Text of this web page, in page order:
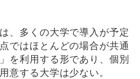
、多くの大学で導入が予定
ではほとんどの場合が共通
を利用する形であり、個別
意する大学は少ない。